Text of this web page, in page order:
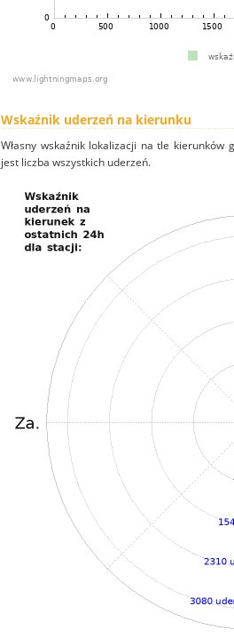
Wskaźnik uderzeń na kierunku
Własny wskaźnik lokalizacji na tle
jest liczba wszystkich uderzeń.